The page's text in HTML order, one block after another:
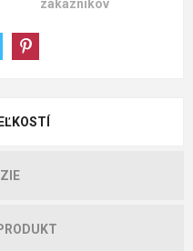
zákazníkov